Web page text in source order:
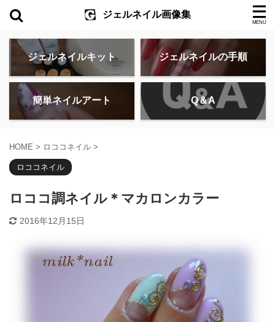
ジェルネイル画像集
ジェルネイルキット ジェルネイルの手順
簡単ネイルアート Q＆A
HOME > ロココネイル >
ロココネイル
ロココ調ネイル＊マカロンカラー
2016年12月15日